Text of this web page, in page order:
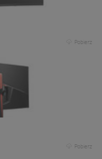
Pobierz
Pobierz